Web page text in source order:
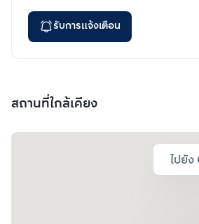
รับการแจ้งเตือน
สถานที่ใกล้เคียง
ไปยัง